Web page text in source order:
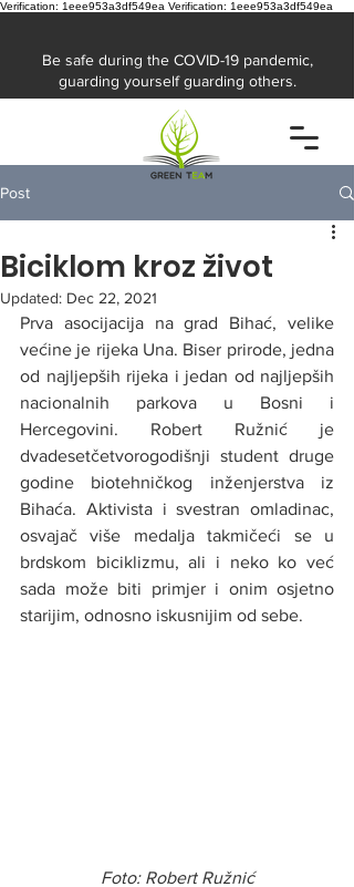
Verification: 1eee953a3df549ea Verification: 1eee953a3df549ea
Be safe during the COVID-19 pandemic,
guarding yourself guarding others.
Post
Biciklom kroz život
Updated: Dec 22, 2021
Prva asocijacija na grad Bihać, velike
većine je rijeka Una. Biser prirode, jedna
od najljepših rijeka i jedan od najljepših
nacionalnih parkova u Bosni i
Hercegovini. Robert Ružnić je
dvadesetčetvorogodišnji student druge
godine biotehničkog inženjerstva iz
Bihaća. Aktivista i svestran omladinac,
osvajač više medalja takmičeći se u
brdskom biciklizmu, ali i neko ko već
sada može biti primjer i onim osjetno
starijim, odnosno iskusnijim od sebe.
Foto: Robert Ružnić